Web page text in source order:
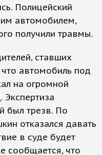
Полицейский
автомобилем,
получили травмы.
ставших
автомобиль под
на огромной
был трезв. По
отказался давать
в суде будет
сообщается, что